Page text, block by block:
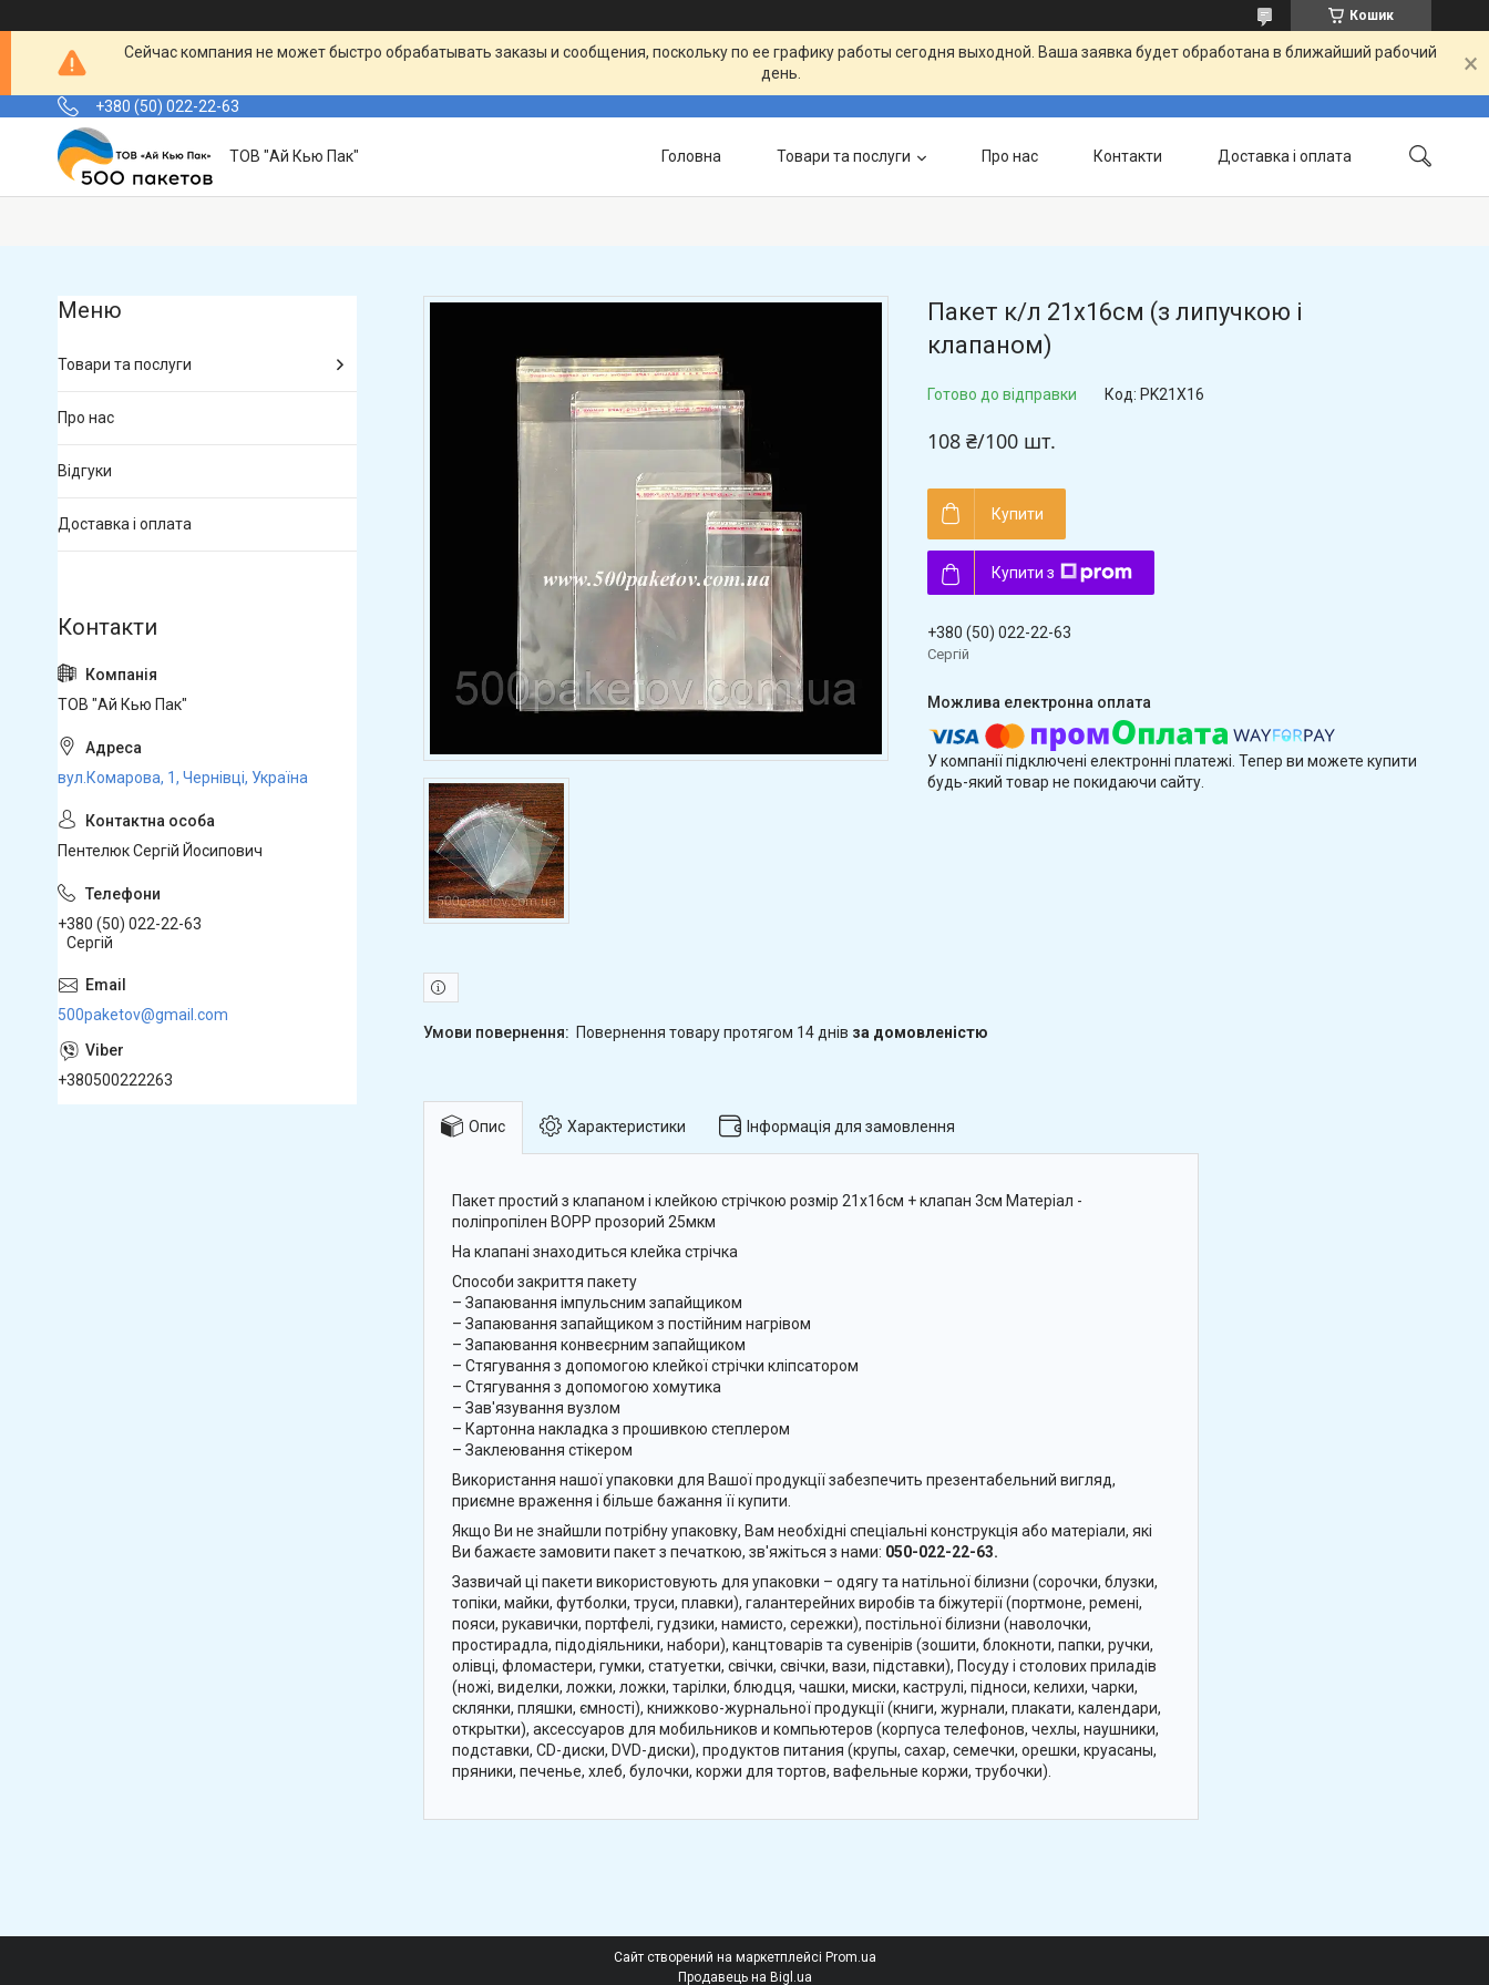
Кошик
Сейчас компания не может быстро обрабатывать заказы и сообщения, поскольку по ее графику работы сегодня выходной. Ваша заявка будет обработана в ближайший рабочий
день.
+380 (50) 022-22-63
ТОВ "Ай Кью Пак" Головна Товари та послуги Про нас Контакти Доставка і оплата
Пакет к/л 21х16см (з липучкою і
клапаном)
Готово до відправки Код: PK21X16
108 ₴/100 шт.
Купити
Купити з
+380 (50) 022-22-63
Сергій
У компанії підключені електронні платежі. Тепер ви можете купити
будь-який товар не покидаючи сайту.
повернення товару протягом 14 днів за домовленістю
Опис Характеристики Інформація для замовлення
Пакет простий з клапаном і клейкою стрічкою розмір 21х16см + клапан 3см Матеріал -
поліпропілен BOPP прозорий 25мкм
На клапані знаходиться клейка стрічка
Способи закриття пакету
– Запаювання імпульсним запайщиком
– Запаювання запайщиком з постійним нагрівом
– Запаювання конвеєрним запайщиком
– Стягування з допомогою клейкої стрічки кліпсатором
– Стягування з допомогою хомутика
– Зав'язування вузлом
– Картонна накладка з прошивкою степлером
– Заклеювання стікером
Використання нашої упаковки для Вашої продукції забезпечить презентабельний вигляд,
приємне враження і більше бажання її купити.
Якщо Ви не знайшли потрібну упаковку, Вам необхідні спеціальні конструкція або матеріали, які
Ви бажаєте замовити пакет з печаткою, зв'яжіться з нами: 050-022-22-63.
Зазвичай ці пакети використовують для упаковки – одягу та натільної білизни (сорочки, блузки,
топіки, майки, футболки, труси, плавки), галантерейних виробів та біжутерії (портмоне, ремені,
пояси, рукавички, портфелі, гудзики, намисто, сережки), постільної білизни (наволочки,
простирадла, підодіяльники, набори), канцтоварів та сувенірів (зошити, блокноти, папки, ручки,
олівці, фломастери, гумки, статуетки, свічки, свічки, вази, підставки), Посуду і столових приладів
(ножі, виделки, ложки, ложки, тарілки, блюдця, чашки, миски, каструлі, підноси, келихи, чарки,
склянки, пляшки, ємності), книжково-журнальної продукції (книги, журнали, плакати, календари,
открытки), аксессуаров для мобильников и компьютеров (корпуса телефонов, чехлы, наушники,
подставки, CD-диски, DVD-диски), продуктов питания (крупы, сахар, семечки, орешки, круасаны,
пряники, печенье, хлеб, булочки, коржи для тортов, вафельные коржи, трубочки).
Товари та послуги
Про нас
Відгуки
Доставка і оплата
ТОВ "Ай Кью Пак"
вул.Комарова, 1, Чернівці, Україна
Пентелюк Сергій Йосипович
+380 (50) 022-22-63
Сергій
500paketov@gmail.com
+380500222263
Сайт створений на маркетплейсі Prom.ua
Продавець на Bigl.ua